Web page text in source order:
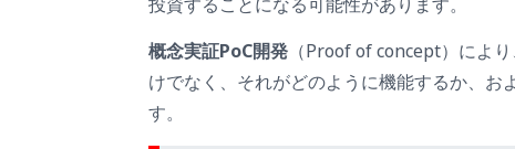
概念実証PoC開発 （Proof of concept）によ
けでなく、それがどのように機能するか、お
す。